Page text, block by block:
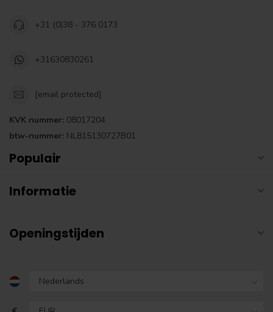
+31 (0)38 - 376 0173
+31630830261
[email protected]
KVK nummer: 08017204
btw-nummer: NL815130727B01
Populair
Informatie
Openingstijden